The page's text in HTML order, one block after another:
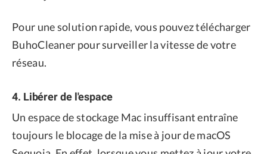
Pour une solution rapide, vous pouvez télécharger
BuhoCleaner pour surveiller la vitesse de votre
réseau.
4. Libérer de l'espace
Un espace de stockage Mac insuffisant entraîne
toujours le blocage de la mise à jour de macOS